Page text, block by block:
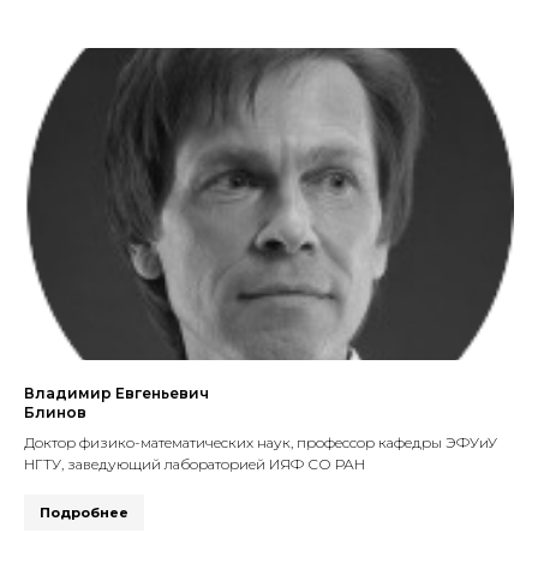
Владимир Евгеньевич
Блинов
Доктор физико-математических наук, профессор кафедры ЭФУиУ
НГТУ, заведующий лабораторией ИЯФ СО РАН
Подробнее